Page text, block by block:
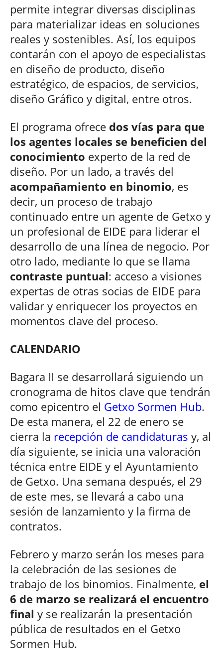
permite integrar diversas disciplinas
para materializar ideas en soluciones
reales y sostenibles. Así, los equipos
contarán con el apoyo de especialistas
en diseño de producto, diseño
estratégico, de espacios, de servicios,
diseño Gráfico y digital, entre otros.
El programa ofrece dos vías para que
los agentes locales se beneficien del
conocimiento experto de la red de
diseño. Por un lado, a través del
acompañamiento en binomio, es
decir, un proceso de trabajo
continuado entre un agente de Getxo y
un profesional de EIDE para liderar el
desarrollo de una línea de negocio. Por
otro lado, mediante lo que se llama
contraste puntual: acceso a visiones
expertas de otras socias de EIDE para
validar y enriquecer los proyectos en
momentos clave del proceso.
CALENDARIO
Bagara II se desarrollará siguiendo un
cronograma de hitos clave que tendrán
como epicentro el Getxo Sormen Hub.
De esta manera, el 22 de enero se
cierra la recepción de candidaturas y, al
día siguiente, se inicia una valoración
técnica entre EIDE y el Ayuntamiento
de Getxo. Una semana después, el 29
de este mes, se llevará a cabo una
sesión de lanzamiento y la firma de
contratos.
Febrero y marzo serán los meses para
la celebración de las sesiones de
trabajo de los binomios. Finalmente, el
6 de marzo se realizará el encuentro
final y se realizarán la presentación
pública de resultados en el Getxo
Sormen Hub.